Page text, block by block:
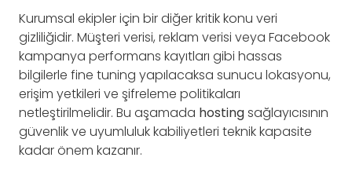
Kurumsal ekipler için bir diğer kritik konu veri
gizliliğidir. Müşteri verisi, reklam verisi veya Facebook
kampanya performans kayıtları gibi hassas
bilgilerle fine tuning yapılacaksa sunucu lokasyonu,
erişim yetkileri ve şifreleme politikaları
netleştirilmelidir. Bu aşamada hostingsağlayıcısının
güvenlik ve uyumluluk kabiliyetleri teknik kapasite
kadar önem kazanır.